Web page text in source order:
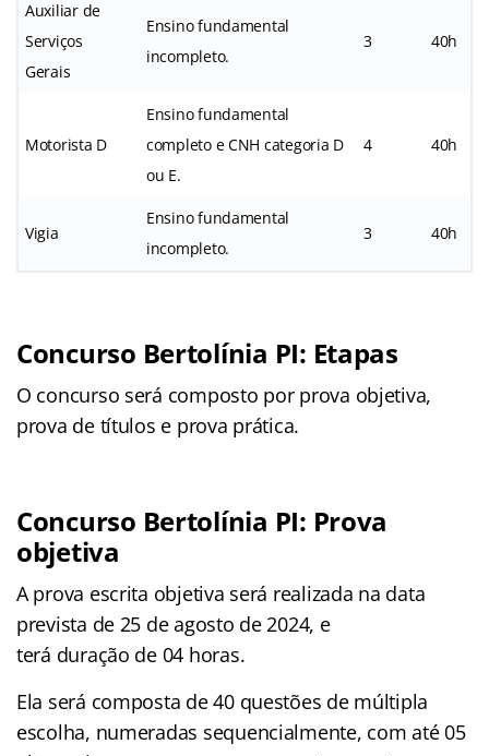
Auxiliar de
Serviços
Gerais
Ensino fundamental
incompleto.
3 40h
Motorista D
Ensino fundamental
completo e CNH categoria D
ou E.
4 40h
Vigia
Ensino fundamental
incompleto.
3 40h
Concurso Bertolínia PI: Etapas
O concurso será composto por prova objetiva,
prova de títulos e prova prática.
Concurso Bertolínia PI: Prova
objetiva
A prova escrita objetiva será realizada na data
prevista de 25 de agosto de 2024, e
terá duração de 04 horas.
Ela será composta de 40 questões de múltipla
escolha, numeradas sequencialmente, com até 05